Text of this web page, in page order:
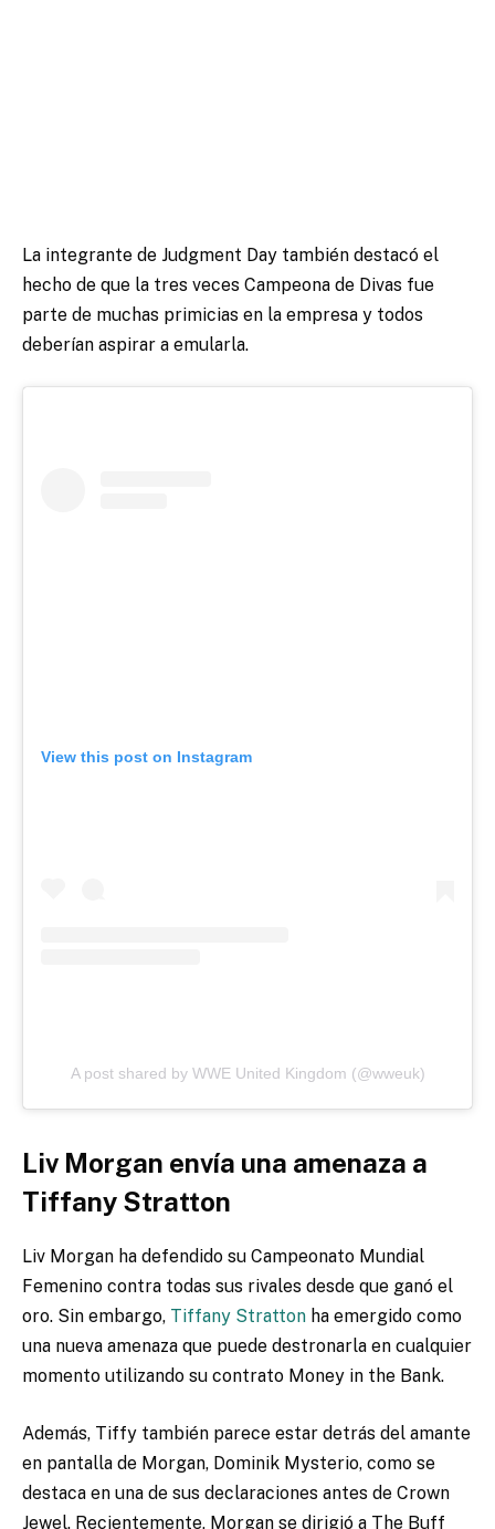
La integrante de Judgment Day también destacó el
hecho de que la tres veces Campeona de Divas fue
parte de muchas primicias en la empresa y todos
deberían aspirar a emularla.
View this post on Instagram
A post shared by WWE United Kingdom (@wweuk)
Liv Morgan envía una amenaza a
Tiffany Stratton
Liv Morgan ha defendido su Campeonato Mundial
Femenino contra todas sus rivales desde que ganó el
oro. Sin embargo, Tiffany Stratton ha emergido como
una nueva amenaza que puede destronarla en cualquier
momento utilizando su contrato Money in the Bank.
Además, Tiffy también parece estar detrás del amante
en pantalla de Morgan, Dominik Mysterio, como se
destaca en una de sus declaraciones antes de Crown
Jewel. Recientemente, Morgan se dirigió a The Buff